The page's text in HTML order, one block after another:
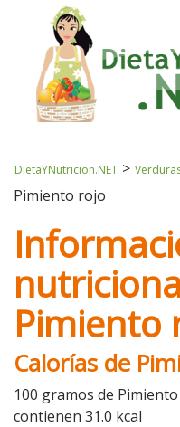
DietaYNutricion.NET >
Pimiento rojo
Pimiento
Calorías de
100 gramos de
contienen 31.0 kcal